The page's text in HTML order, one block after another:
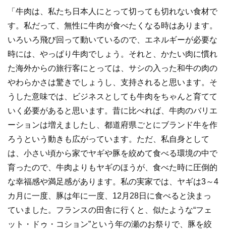
「牛肉は、私たち日本人にとって切っても切れない食材で
す。私だって、無性に牛肉が食べたくなる時はあります。
いろいろ飛び回って動いているので、エネルギーが必要な
時には、やっぱり牛肉でしょう。それと、かたい肉に慣れ
た海外からの旅行客にとっては、サシの入った和牛の肉の
やわらかさは驚きでしょうし、支持されると思います。そ
うした意味では、ビジネスとしても牛肉をちゃんと育てて
いく必要があると思います。昔に比べれば、牛肉のバリエ
ーションは増えましたし、都道府県ごとにブランド牛を作
ろうという動きも広がっています。ただ、私自身として
は、小さい頃から家でヤギや豚を絞めて食べる環境の中で
育ったので、牛肉よりもヤギのほうが、食べた時に圧倒的
な幸福感や満足感があります。私の実家では、ヤギは3～4
カ月に一度、豚は年に一度、12月28日に食べると決まっ
ていました。フランスの田舎に行くと、似たような“フェ
ット・ドゥ・コション”という年の瀬のお祭りで、豚を絞